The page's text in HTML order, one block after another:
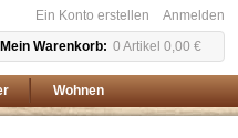
Anmelden
Ein Konto erstellen
Mein Warenkorb
0 Artikel 0,00 €
Wohnen